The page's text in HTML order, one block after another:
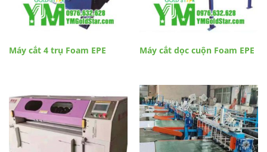
Máy cắt 4 trụ Foam EPE Máy cắt dọc cuộn Foam EPE